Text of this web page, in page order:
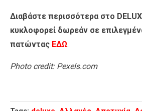
Διαβάστε περισσότερα στο
κυκλοφορεί δωρεάν σε
πατώντας ΕΔΩ.
Photo credit: Pexels.com